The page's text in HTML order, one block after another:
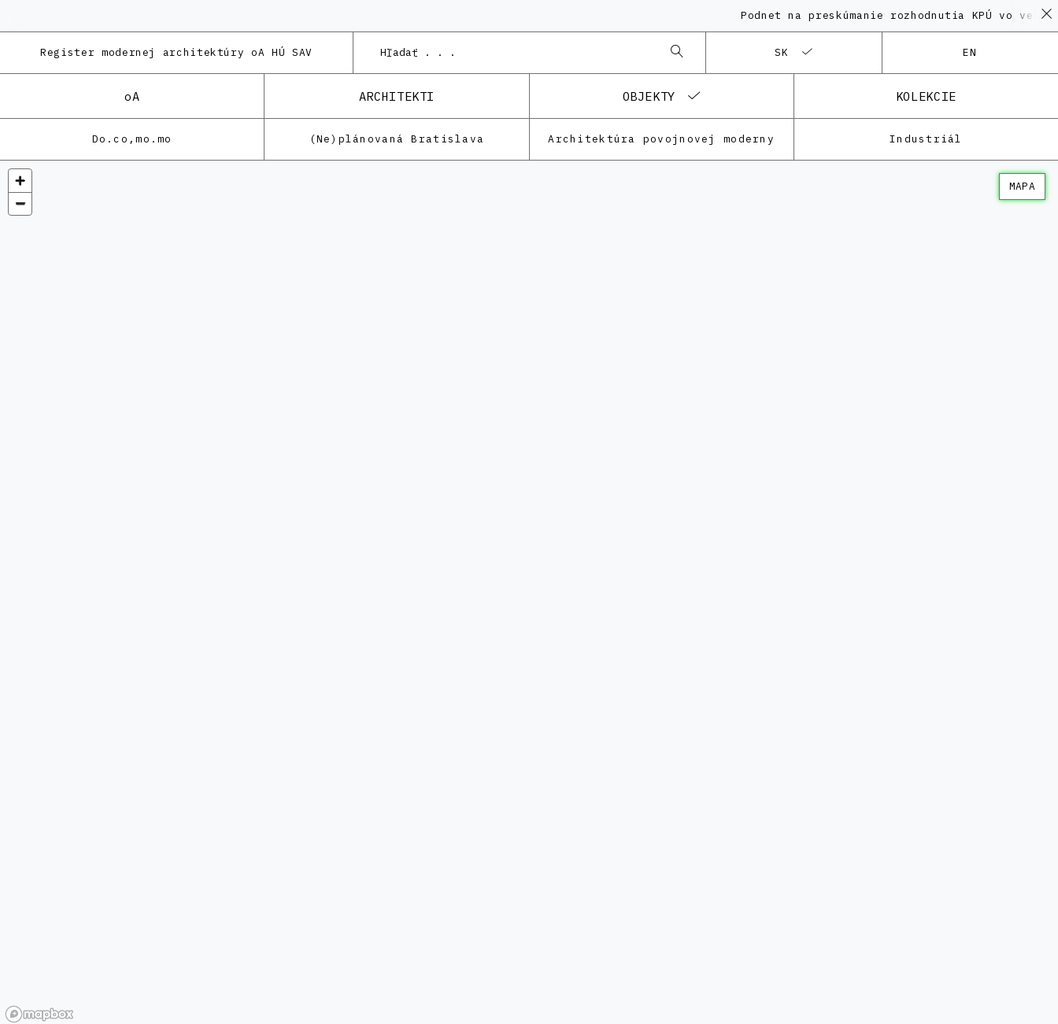
Podnet na preskúmanie rozhodnutia KPÚ vo veci
Register modernej architektúry oA HÚ SAV SK EN
oA ARCHITEKTI OBJEKTY KOLEKCIE
Do.co,mo.mo (Ne)plánovaná Bratislava Architektúra povojnovej moderny Industriál
MAPA